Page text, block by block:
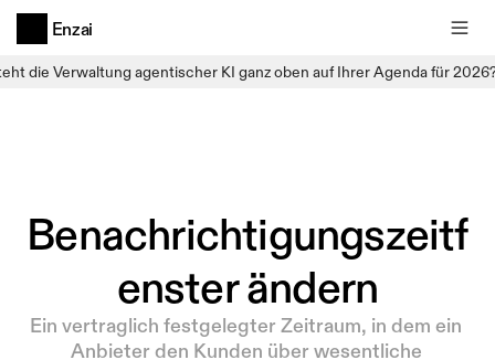
die Verwaltung agentischer KI ganz oben auf Ihrer Agenda für
Enzai
Benachrichtigungszeitf
enster ändern
Ein vertraglich festgelegter Zeitraum, in dem ein
Anbieter den Kunden über wesentliche